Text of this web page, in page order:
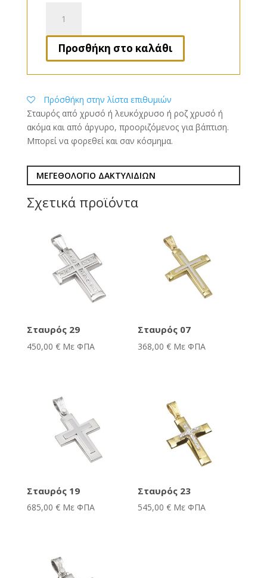
o
e
r
r
e
A
p
n
g
ποσότητα
Προσθήκη στο καλάθι
Πρόσθήκη στην λίστα επιθυμιών
Σταυρός από χρυσό ή λευκόχρυσο ή ροζ χρυσό ή
ακόμα και από άργυρο, προοριζόμενος για βάπτιση.
Μπορεί να φορεθεί και σαν κόσμημα.
ΜΕΓΕΘΟΛΟΓΙΟ ΔΑΚΤΥΛΙΔΙΩΝ
Σχετικά προϊόντα
Σταυρός 29
450,00 € Με ΦΠΑ
Σταυρός 07
368,00€ Με ΦΠΑ
Σταυρός 19
685,00 € Με ΦΠΑ
Σταυρός 23
545,00€ Με ΦΠΑ